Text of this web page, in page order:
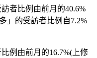
者比例由前月的40.6%
」的受訪者比例自7.2%
例由前月的16.7%(上修